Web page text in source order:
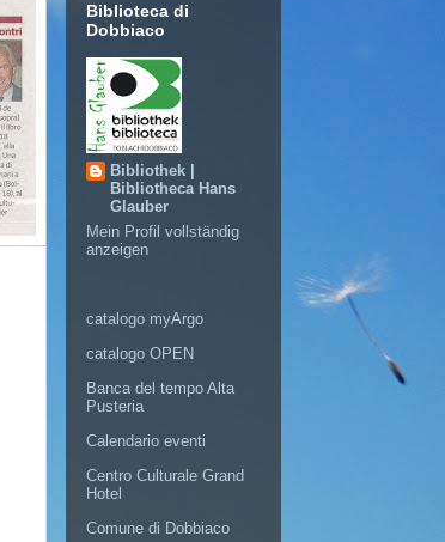
Biblioteca di
Dobbiaco
Bibliothek |
Bibliotheca Hans
Glauber
Mein Profil vollständig
anzeigen
catalogo myArgo
catalogo OPEN
Banca del tempo Alta
Pusteria
Calendario eventi
Centro Culturale Grand
Hotel
Comune di Dobbiaco